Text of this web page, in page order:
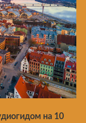
на 10